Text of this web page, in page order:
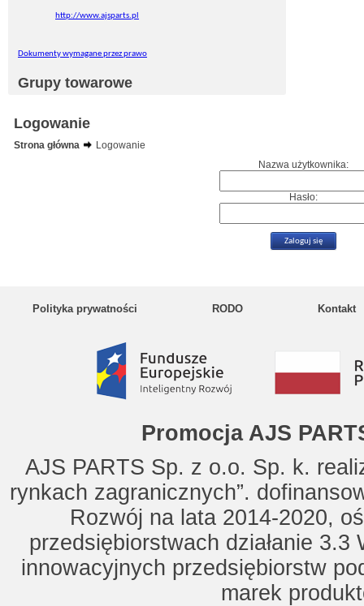
http://www.ajsparts.pl
Dokumenty wymagane przez prawo
Grupy towarowe
Logowanie
Strona główna
Logowanie
Nazwa użytkownika:
Hasło:
Polityka prywatności RODO Kontakt
Promocja AJS
AJS PARTS Sp. z o.o. Sp. k.
rynkach zagranicznych”.
Rozwój na lata 2014-2020,
przedsiębiorstwach działanie
innowacyjnych przedsiębiorstw
marek